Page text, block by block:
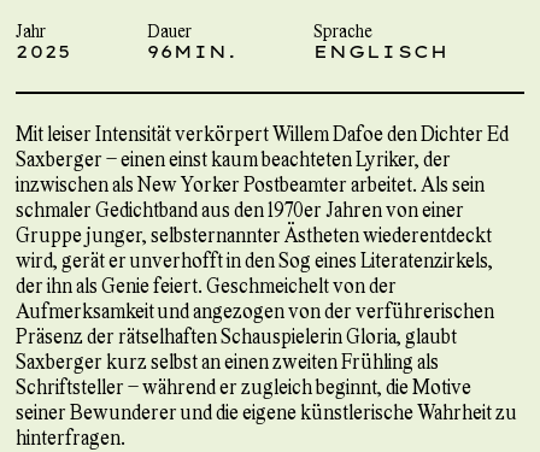
Jahr
2025
Dauer
96MIN.
Sprache
ENGLISCH
Mit leiser Intensität verkörpert Willem Dafoe den Dichter Ed
Saxberger – einen einst kaum beachteten Lyriker, der
inzwischen als New Yorker Postbeamter arbeitet. Als sein
schmaler Gedichtband aus den 1970er Jahren von einer
Gruppe junger, selbsternannter Ästheten wiederentdeckt
wird, gerät er unverhofft in den Sog eines Literatenzirkels,
der ihn als Genie feiert. Geschmeichelt von der
Aufmerksamkeit und angezogen von der verführerischen
Präsenz der rätselhaften Schauspielerin Gloria, glaubt
Saxberger kurz selbst an einen zweiten Frühling als
Schriftsteller – während er zugleich beginnt, die Motive
seiner Bewunderer und die eigene künstlerische Wahrheit zu
hinterfragen.